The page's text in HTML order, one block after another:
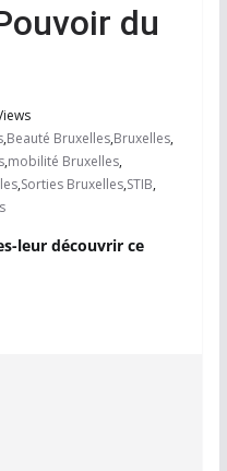
du
,Beauté Bruxelles,Bruxelles,
,mobilité Bruxelles,
,Sorties Bruxelles,STIB,
leur découvrir ce